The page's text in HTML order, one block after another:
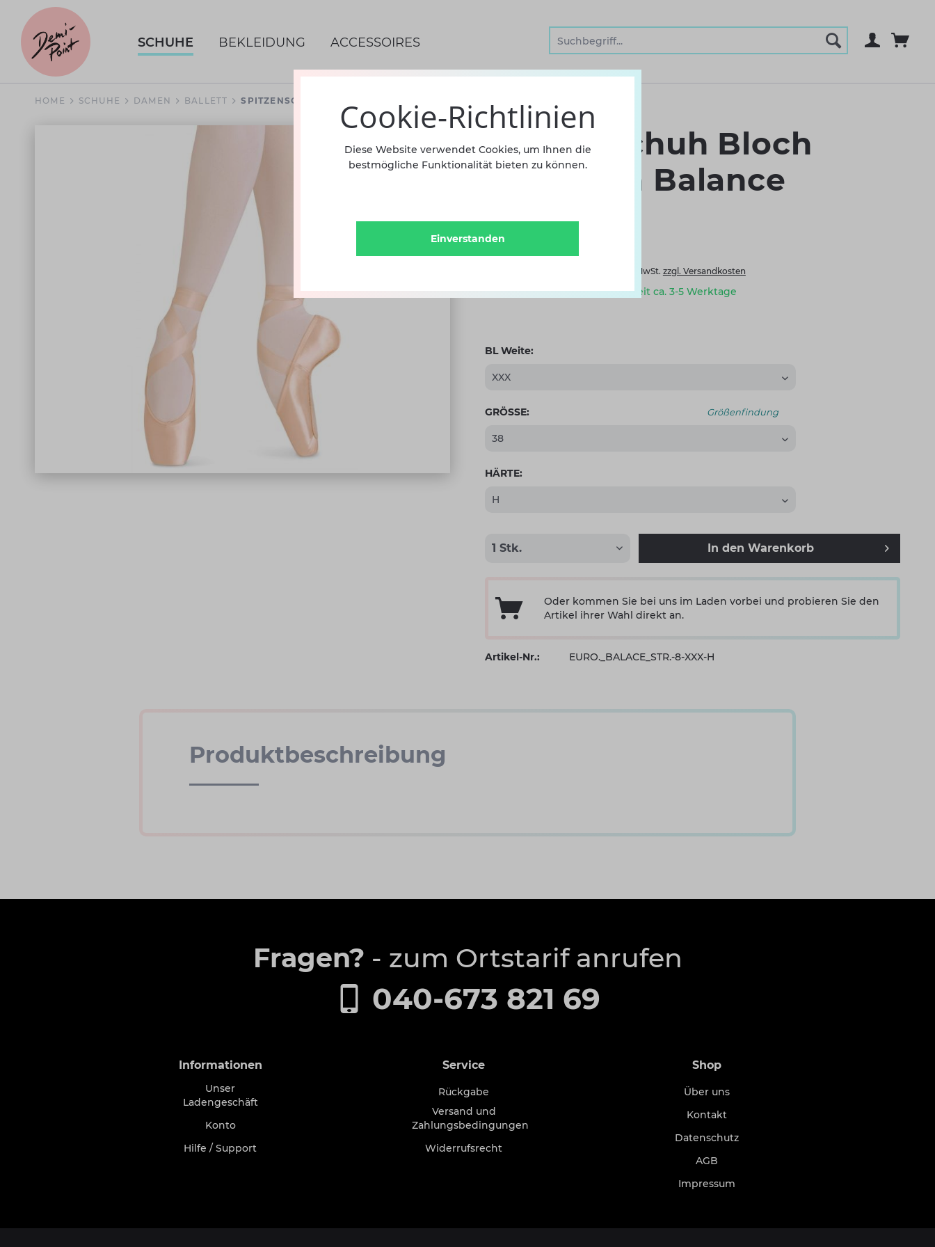
SCHUHE BEKLEIDUNG ACCESSOIRES
HOME SCHUHE DAMEN BALLETT SPITZENSCHUHE
Spitzenschuh Bloch
European Balance
Strong
98,90 €
inkl. MwSt. zzgl. Versandkosten
Sofort versandfertig, Lieferzeit ca. 3-5 Werktage
BL Weite:
GRÖSSE: Größenfindung
HÄRTE:
In den Warenkorb
Oder kommen Sie bei uns im Laden vorbei und probieren Sie den
Artikel ihrer Wahl direkt an.
Artikel-Nr.: EURO._BALACE_STR.-8-XXX-H
Produktbeschreibung
Fragen? - zum Ortstarif anrufen
040-673 821 69
Informationen
Unser
Ladengeschäft
Konto
Hilfe / Support
Service
Rückgabe
Versand und
Zahlungsbedingungen
Widerrufsrecht
Shop
Über uns
Kontakt
Datenschutz
AGB
Impressum
Cookie-Richtlinien
Diese Website verwendet Cookies, um Ihnen die
bestmögliche Funktionalität bieten zu können.
Einverstanden